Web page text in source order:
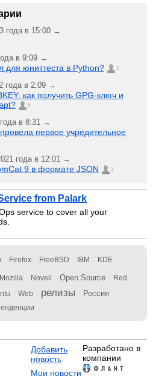
года в 15:00 →
в 9:09 →
для юниттеста в Python? 2
года в 2:09 →
как получить GPG-ключ и
6
в 8:31 →
первое учредительное
года в 12:01 →
9 в формате JSON 1
from Palark
service to cover all your
Firefox FreeBSD IBM KDE
Mozilla Novell Open Source Red
Web релизы Россия
Добавить
новость
Мои новости
Разработано в
компании